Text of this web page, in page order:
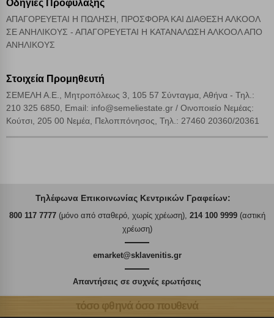
Οδηγίες Προφύλαξης
ΑΠΑΓΟΡΕΥΕΤΑΙ Η ΠΩΛΗΣΗ, ΠΡΟΣΦΟΡΑ ΚΑΙ ΔΙΑΘΕΣΗ ΑΛΚΟΟΛ
ΣΕ ΑΝΗΛΙΚΟΥΣ - ΑΠΑΓΟΡΕΥΕΤΑΙ Η ΚΑΤΑΝΑΛΩΣΗ ΑΛΚΟΟΛ ΑΠΟ
ΑΝΗΛΙΚΟΥΣ
Στοιχεία Προμηθευτή
ΣΕΜΕΛΗ Α.Ε., Μητροπόλεως 3, 105 57 Σύνταγμα, Αθήνα - Τηλ.:
210 325 6850, Email: info@semeliestate.gr / Οινοποιείο Νεμέας:
Κούτσι, 205 00 Νεμέα, Πελοππόνησος, Τηλ.: 27460 20360/20361
Τηλέφωνα Επικοινωνίας Κεντρικών Γραφείων:
800 117 7777(μόνο από σταθερό, χωρίς χρέωση), 214 100 9999(αστική
χρέωση)
emarket@sklavenitis.gr
Απαντήσεις σε συχνές ερωτήσεις
τόσο φθηνά όσο πουθενά